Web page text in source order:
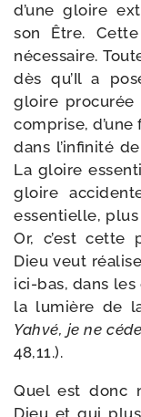
d’une gloire
son Être.
néces­saire.
dès qu’Il a
gloire pro­cu­rée
com­prise,
dans l’infinité
La gloire
gloire
essen­tielle,
Or, c’est
Dieu veut
ici-​bas, dans
la lumière de
Yahvé, je ne
48,11.).
Quel est donc
Dieu et qui